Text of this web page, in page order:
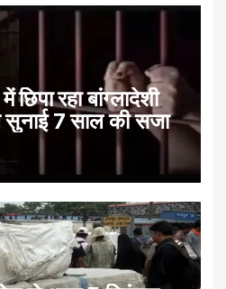
रहा बांग्लादेशी
सुनाई 7 साल की सजा